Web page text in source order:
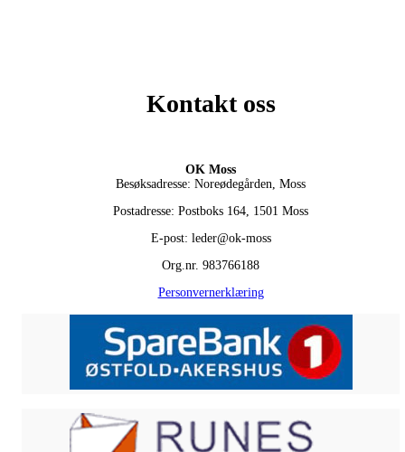
Kontakt oss
OK Moss
Besøksadresse: Noreødegården, Moss
Postadresse: Postboks 164, 1501 Moss
E-post: leder@ok-moss
Org.nr. 983766188
Personvernerklæring